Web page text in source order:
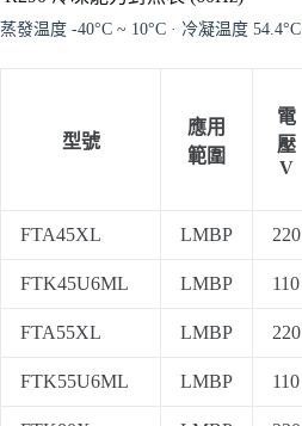
蒸發温度 -40°C ~ 10°C · 冷凝温度 54.4°C
型號
應用
範圍
電
壓
V
FTA45XL LMBP 220
FTK45U6ML LMBP 110
FTA55XL LMBP 220
FTK55U6ML LMBP 110